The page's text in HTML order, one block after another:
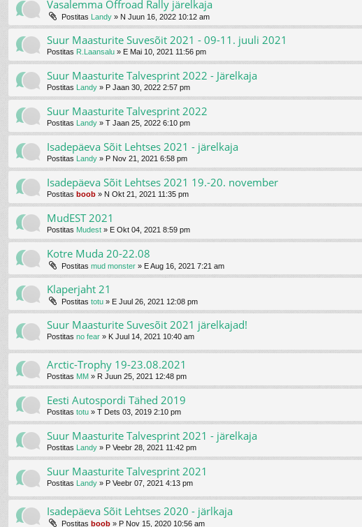
Vasalemma Offroad Rally järelkaja
Postitas Landy » N Juun 16, 2022 10:12 am
Suur Maasturite Suvesõit 2021 - 09-11. juuli 2021
Postitas R.Laansalu » E Mai 10, 2021 11:56 pm
Suur Maasturite Talvesprint 2022 - Järelkaja
Postitas Landy » P Jaan 30, 2022 2:57 pm
Suur Maasturite Talvesprint 2022
Postitas Landy » T Jaan 25, 2022 6:10 pm
Isadepäeva Sõit Lehtses 2021 - järelkaja
Postitas Landy » P Nov 21, 2021 6:58 pm
Isadepäeva Sõit Lehtses 2021 19.-20. november
Postitas boob » N Okt 21, 2021 11:35 pm
MudEST 2021
Postitas Mudest » E Okt 04, 2021 8:59 pm
Kotre Muda 20-22.08
Postitas mud monster » E Aug 16, 2021 7:21 am
Klaperjaht 21
Postitas totu » E Juul 26, 2021 12:08 pm
Suur Maasturite Suvesõit 2021 järelkajad!
Postitas no fear » K Juul 14, 2021 10:40 am
Arctic-Trophy 19-23.08.2021
Postitas MM » R Juun 25, 2021 12:48 pm
Eesti Autospordi Tähed 2019
Postitas totu » T Dets 03, 2019 2:10 pm
Suur Maasturite Talvesprint 2021 - järelkaja
Postitas Landy » P Veebr 28, 2021 11:42 pm
Suur Maasturite Talvesprint 2021
Postitas Landy » P Veebr 07, 2021 4:13 pm
Isadepäeva Sõit Lehtses 2020 - järlkaja
Postitas boob » P Nov 15, 2020 10:56 am